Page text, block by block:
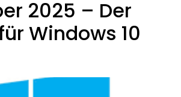
2025 – Der
Windows 10